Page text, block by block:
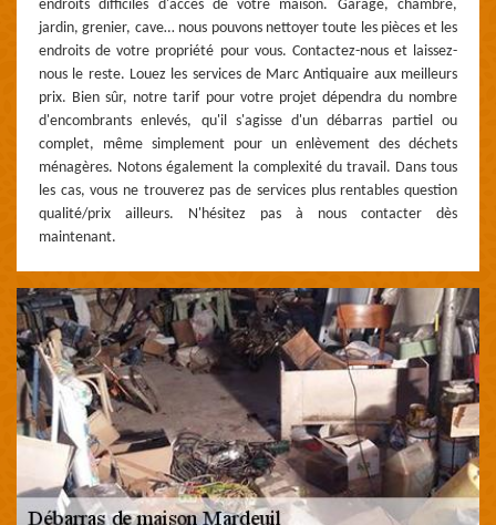
endroits difficiles d'accès de votre maison. Garage, chambre,
jardin, grenier, cave… nous pouvons nettoyer toute les pièces et les
endroits de votre propriété pour vous. Contactez-nous et laissez-
nous le reste. Louez les services de Marc Antiquaire aux meilleurs
prix. Bien sûr, notre tarif pour votre projet dépendra du nombre
d'encombrants enlevés, qu'il s'agisse d'un débarras partiel ou
complet, même simplement pour un enlèvement des déchets
ménagères. Notons également la complexité du travail. Dans tous
les cas, vous ne trouverez pas de services plus rentables question
qualité/prix ailleurs. N'hésitez pas à nous contacter dès
maintenant.